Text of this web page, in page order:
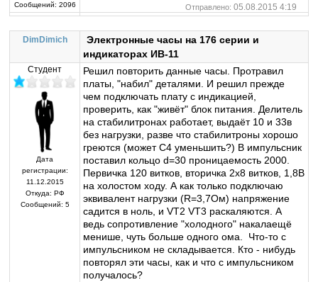
Сообщений: 2096 Отправлено: 05.08.2015 4:19
DimDimich
Электронные часы на 176 серии и
индикаторах ИВ-11
Студент
Дата
регистрации:
11.12.2015
Откуда: РФ
Сообщений: 5
Решил повторить данные часы. Протравил
платы, "набил" деталями. И решил прежде
чем подключать плату с индикацией,
проверить, как "живёт" блок питания. Делитель
на стабилитронах работает, выдаёт 10 и 33в
без нагрузки, разве что стабилитроны хорошо
греются (может С4 уменьшить?) В импульсник
поставил кольцо d=30 проницаемость 2000.
Первичка 120 витков, вторичка 2х8 витков, 1,8В
на холостом ходу. А как только подключаю
эквивалент нагрузки (R=3,7Ом) напряжение
садится в ноль, и VT2 VT3 раскаляются. А
ведь сопротивление "холодного" накалаещё
менише, чуть больше одного ома. Что-то с
импульсником не складывается. Кто - нибудь
повторял эти часы, как и что с импульсником
получалось?